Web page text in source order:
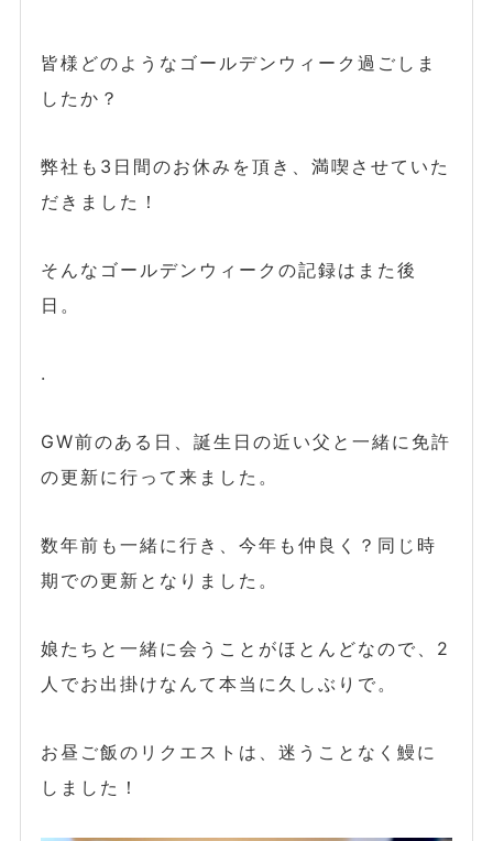
皆様どのようなゴールデンウィーク過ごしま
したか？
弊社も3日間のお休みを頂き、満喫させていた
だきました！
そんなゴールデンウィークの記録はまた後
日。
.
GW前のある日、誕生日の近い父と一緒に免許
の更新に行って来ました。
数年前も一緒に行き、今年も仲良く？同じ時
期での更新となりました。
娘たちと一緒に会うことがほとんどなので、2
人でお出掛けなんて本当に久しぶりで。
お昼ご飯のリクエストは、迷うことなく鰻に
しました！